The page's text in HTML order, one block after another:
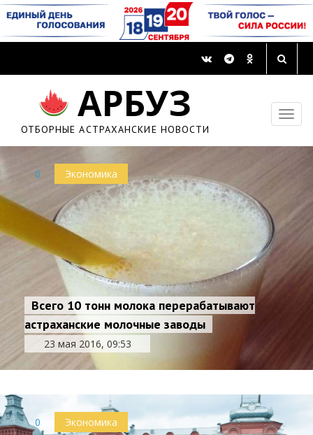
АРБУЗ
ОТБОРНЫЕ АСТРАХАНСКИЕ НОВОСТИ
0 Экономика
Всего 10 тонн молока перерабатывают
астраханские молочные заводы
23 мая 2016, 09:53
0 Экономика